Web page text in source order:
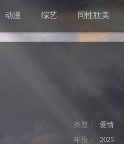
动漫 综艺 同性耽美
类型：
爱情
年份：
2025